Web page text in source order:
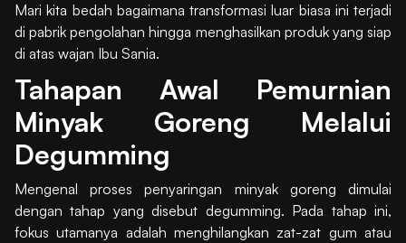
Mari kita bedah bagaimana transformasi luar biasa ini terjadi
di pabrik pengolahan hingga menghasilkan produk yang siap
di atas wajan Ibu Sania.
Tahapan Awal Pemurnian
Minyak Goreng Melalui
Degumming
Mengenal proses penyaringan minyak goreng dimulai
dengan tahap yang disebut degumming. Pada tahap ini,
fokus utamanya adalah menghilangkan zat-zat gum atau